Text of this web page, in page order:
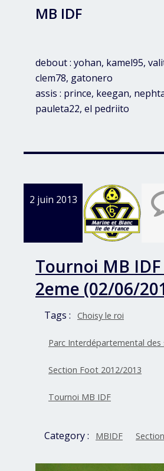
MB IDF
debout : yohan, kamel95,
clem78, gatonero
assis : prince, keegan,
pauleta22, el pedriito
2 juin 2013
Tournoi MB IDF
2eme (02/06/
Tags : Choisy le roi
Parc Interdépartemental des
Section Foot 2012/2013
Tournoi MB IDF
Category : MBIDF